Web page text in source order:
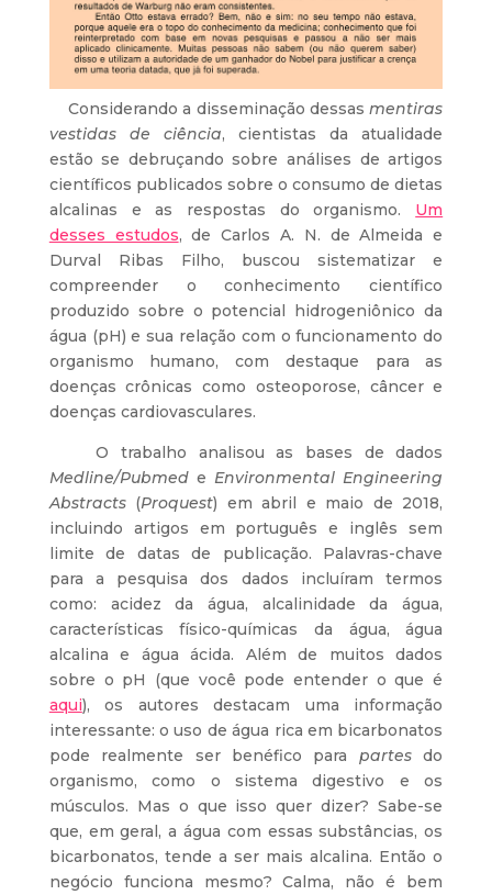
Considerando a disseminação dessasmentiras
vestidas de ciência, cientistas da atualidade
estão se debruçando sobre análises de artigos
científicos publicados sobre o consumo de dietas
alcalinas e as respostas do organismo. Um
desses estudos, de Carlos A. N. de Almeida e
Durval Ribas Filho, buscou sistematizar e
compreender o conhecimento científico
produzido sobre o potencial hidrogeniônico da
água (pH) e sua relação com o funcionamento do
organismo humano, com destaque para as
doenças crônicas como osteoporose, câncer e
doenças cardiovasculares.
O trabalho analisou as bases de dados
Medline/PubmedeEnvironmental Engineering
Abstracts (Proquest) em abril e maio de 2018,
incluindo artigos em português e inglês sem
limite de datas de publicação. Palavras-chave
para a pesquisa dos dados incluíram termos
como: acidez da água, alcalinidade da água,
características físico-químicas da água, água
alcalina e água ácida. Além de muitos dados
sobre o pH (que você pode entender o que é
aqui), os autores destacam uma informação
interessante: o uso de água rica em bicarbonatos
pode realmente ser benéfico para partesdo
organismo, como o sistema digestivo e os
músculos. Mas o que isso quer dizer? Sabe-se
que, em geral, a água com essas substâncias, os
bicarbonatos, tende a ser mais alcalina. Então o
negócio funciona mesmo? Calma, não é bem